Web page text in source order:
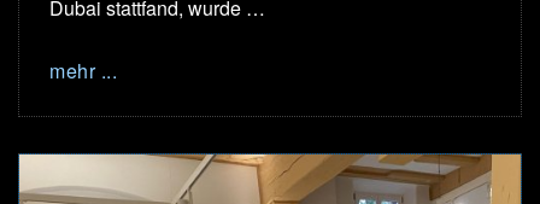
Dubai stattfand, wurde …
mehr ...